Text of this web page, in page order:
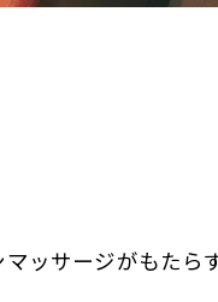
ッサージがもたら